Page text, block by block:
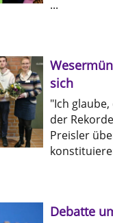
...
sich
"Ich
der
Preisler
Debatte